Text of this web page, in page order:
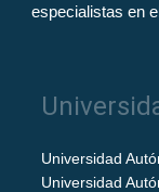
especialistas en
Universidad
Universidad